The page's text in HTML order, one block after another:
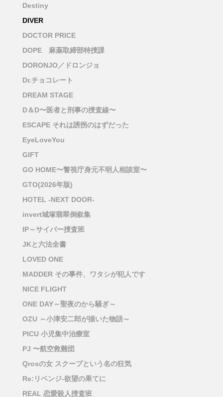
Destiny
DIVER
DOCTOR PRICE
DOPE 麻薬取締部特捜課
DORONJO／ドロンジョ
Dr.チョコレート
DREAM STAGE
D＆D〜医者と刑事の捜査線〜
ESCAPE それは誘拐のはずだった
EyeLoveYou
GIFT
GO HOME〜警視庁身元不明人相談室〜
GTO(2026年版)
HOTEL -NEXT DOOR-
invert城塚翡翠倒叙集
IP～サイバー捜査班
JKと六法全書
LOVED ONE
MADDER その事件、ワタシが犯人です
NICE FLIGHT
ONE DAY～聖夜のから騒ぎ～
OZU ～小津安二郎が描いた物語～
PICU 小児集中治療室
PJ 〜航空救難団
Qrosの女 スクープという名の狂気
Re:リベンジ-欲望の果てに
REAL 恋愛殺人捜査班